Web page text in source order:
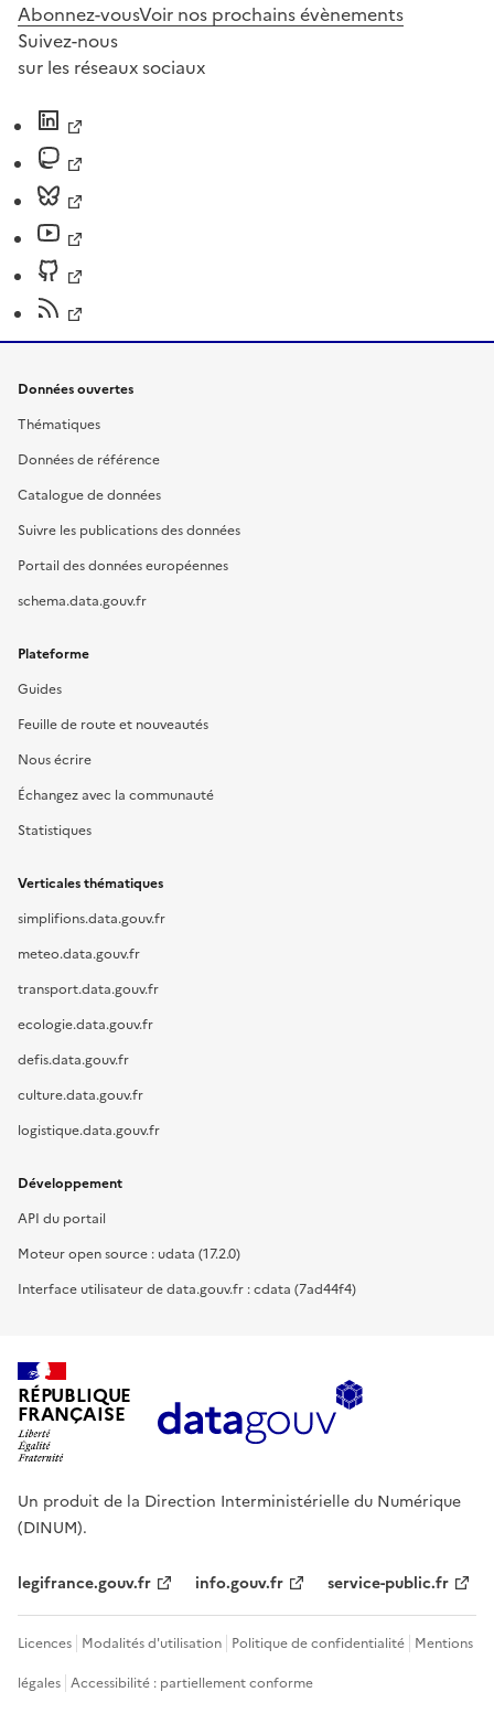
Abonnez-vousVoir nos prochains évènements
Suivez-nous
sur les réseaux sociaux
Données ouvertes
Thématiques
Données de référence
Catalogue de données
Suivre les publications des données
Portail des données européennes
schema.data.gouv.fr
Plateforme
Guides
Feuille de route et nouveautés
Nous écrire
Échangez avec la communauté
Statistiques
Verticales thématiques
simplifions.data.gouv.fr
meteo.data.gouv.fr
transport.data.gouv.fr
ecologie.data.gouv.fr
defis.data.gouv.fr
culture.data.gouv.fr
logistique.data.gouv.fr
Développement
API du portail
Moteur open source : udata (17.2.0)
Interface utilisateur de data.gouv.fr : cdata (7ad44f4)
RÉPUBLIQUE
FRANÇAISE
Un produit de la Direction Interministérielle du Numérique
(DINUM).
legifrance.gouv.fr info.gouv.fr service-public.fr
Licences Modalités d'utilisation Politique de confidentialité Mentions
légales Accessibilité : partiellement conforme